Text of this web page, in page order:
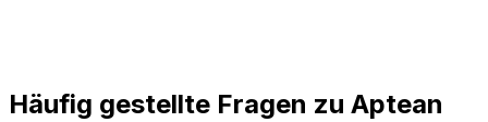
Häufig gestellte Fragen zu Aptean